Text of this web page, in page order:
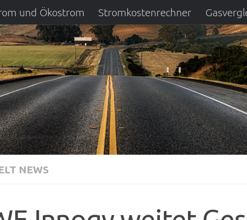
und Ökostrom Stromkostenrechner
DSL Anbietervergleich
NEWS